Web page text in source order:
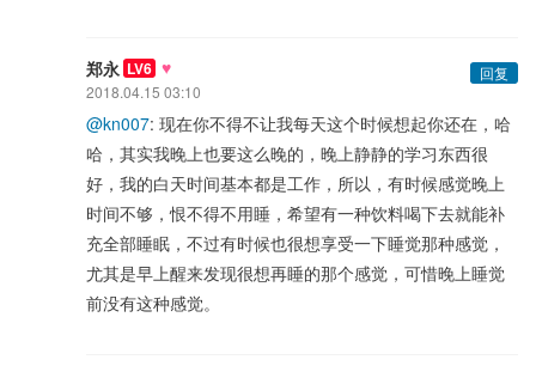
郑永 LV6 ♥
回复
2018.04.15 03:10
@kn007: 现在你不得不让我每天这个时候想起你还在，哈
哈，其实我晚上也要这么晚的，晚上静静的学习东西很
好，我的白天时间基本都是工作，所以，有时候感觉晚上
时间不够，恨不得不用睡，希望有一种饮料喝下去就能补
充全部睡眠，不过有时候也很想享受一下睡觉那种感觉，
尤其是早上醒来发现很想再睡的那个感觉，可惜晚上睡觉
前没有这种感觉。